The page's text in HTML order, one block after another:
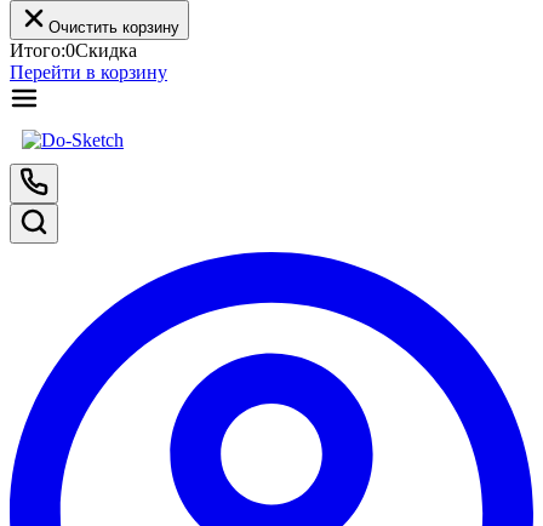
Очистить корзину
Итого:0Скидка
Перейти в корзину